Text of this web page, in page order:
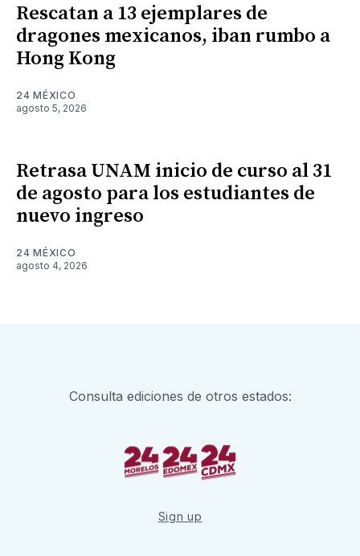
Rescatan a 13 ejemplares de
dragones mexicanos, iban rumbo a
Hong Kong
24 MÉXICO
agosto 5, 2026
Retrasa UNAM inicio de curso al 31
de agosto para los estudiantes de
nuevo ingreso
24 MÉXICO
agosto 4, 2026
Consulta ediciones de otros estados:
Sign up